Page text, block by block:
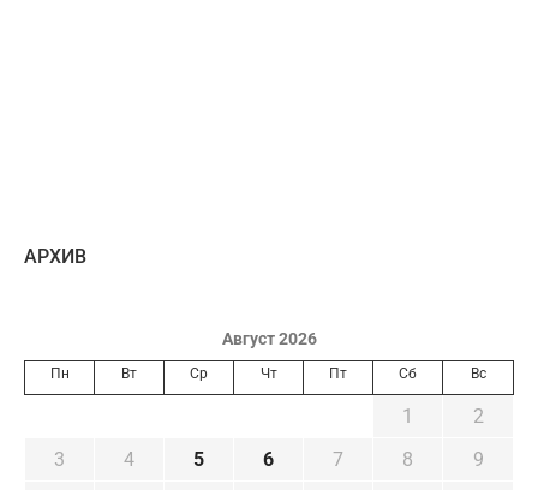
AРХИВ
Август 2026
Пн Вт Ср Чт Пт Сб Вс
1
2
3
4 5 6 7 8
9